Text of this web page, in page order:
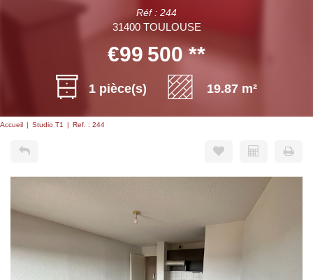
Réf : 244
31400 TOULOUSE
€99 500**
1 pièce(s) 19.87 m²
Accueil Studio T1 Ref. : 244